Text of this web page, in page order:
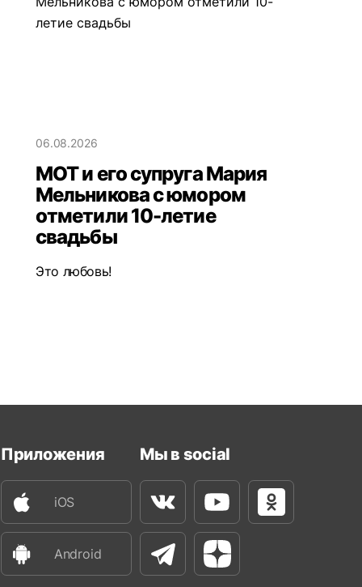
06.08.2026
МОТ и его супруга Мария
Мельникова с юмором
отметили 10-летие
свадьбы
Это любовь!
Приложения
iOS
Android
Мы в social
ВконтактеYoutube
ТелеграмЯндекс Дзен